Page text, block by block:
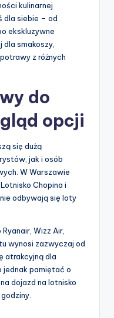
kulinarnej
dla siebie – od
ekskluzywne
smakoszy,
z różnych
do
opcji
się dużą
jak i osób
W Warszawie
Chopina i
odbywają się loty
Wizz Air,
wynosi zazwyczaj od
atrakcyjną dla
jednak pamiętać o
dojazd na lotnisko